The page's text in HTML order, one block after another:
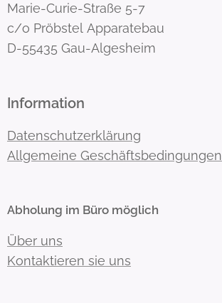
Marie-Curie-Straße 5-7
c/o Pröbstel Apparatebau
D-55435 Gau-Algesheim
Information
Datenschutzerklärung
Allgemeine Geschäftsbedingungen
Abholung im Büro möglich
Über uns
Kontaktieren sie uns